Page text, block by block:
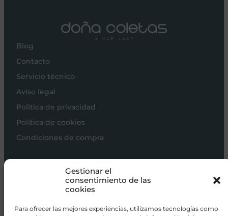
Gestionar el
consentimiento de las
cookies
Para ofrecer las mejores experiencias, utilizamos tecnologías como
Blog
Contacto
Servicio técnico
Aviso legal
Política de privacidad
Política de cookies
Condiciones de compra
Carros de bebé
Sillas de paseo
Alimentación